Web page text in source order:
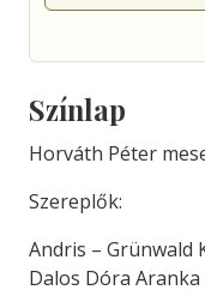
Színlap
Horváth Péter
Szereplők:
Andris – Grünwald
Dalos Dóra Aranka